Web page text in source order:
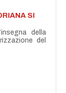
SI
della
del